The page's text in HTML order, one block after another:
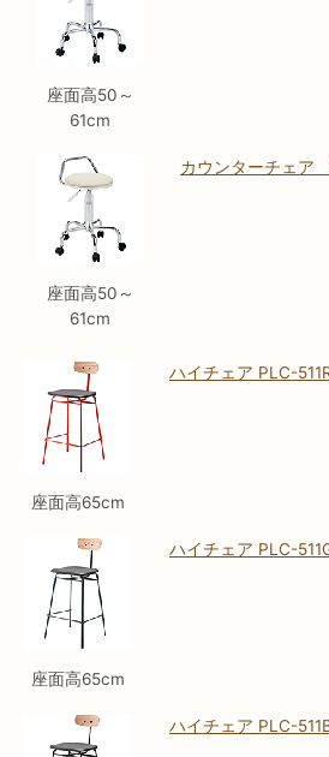
座面高50～
61cm
座面高50～
61cm
カウンターチェア
座面高65cm
ハイチェア PLC-
座面高65cm
ハイチェア PLC-
ハイチェア PLC-